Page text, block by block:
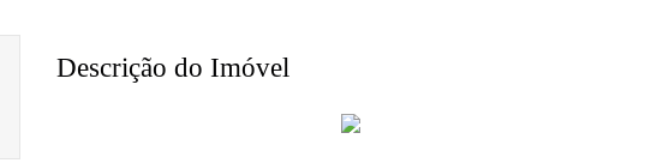
Descrição do Imóvel